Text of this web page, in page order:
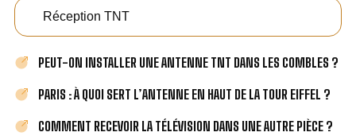
Réception TNT
PEUT-ON INSTALLER UNE ANTENNE TNT DANS LES COMBLES ?
PARIS : À QUOI SERT L’ANTENNE EN HAUT DE LA TOUR EIFFEL ?
COMMENT RECEVOIR LA TÉLÉVISION DANS UNE AUTRE PIÈCE ?